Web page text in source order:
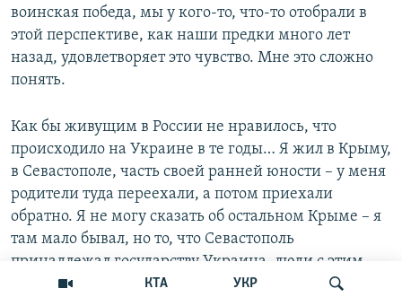
КТА УКР
воинская победа, мы у кого-то, что-то отобрали в
этой перспективе, как наши предки много лет
назад, удовлетворяет это чувство. Мне это сложно
понять.
Как бы живущим в России не нравилось, что
происходило на Украине в те годы… Я жил в Крыму,
в Севастополе, часть своей ранней юности – у меня
родители туда переехали, а потом приехали
обратно. Я не могу сказать об остальном Крыме – я
там мало бывал, но то, что Севастополь
принадлежал государству Украина, люди с этим
смирились, но людям это не нравилось. Это правда.